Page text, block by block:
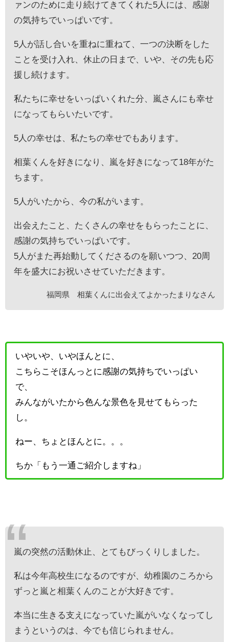
ァンのために走り続けてきてくれた5人には、感謝
の気持ちでいっぱいです。
5人が話し合いを重ねに重ねて、一つの決断をした
ことを受け入れ、休止の日まで、いや、その先も応
援し続けます。
私たちに幸せをいっぱいくれた分、嵐さんにも幸せ
になってもらいたいです。
5人の幸せは、私たちの幸せでもあります。
相葉くんを好きになり、嵐を好きになって18年がた
ちます。
5人がいたから、今の私がいます。
出会えたこと、たくさんの幸せをもらったことに、
感謝の気持ちでいっぱいです。
5人がまた再始動してくださるのを願いつつ、20周
年を盛大にお祝いさせていただきます。
福岡県 相葉くんに出会えてよかったまりなさん
いやいや、いやほんとに、
こちらこそほんっとに感謝の気持ちでいっぱい
で、
みんながいたから色んな景色を見せてもらった
し。
ねー、ちょとほんとに。。。
ちか「もう一通ご紹介しますね」
嵐の突然の活動休止、とてもびっくりしました。
私は今年高校生になるのですが、幼稚園のころから
ずっと嵐と相葉くんのことが大好きです。
本当に生きる支えになっていた嵐がいなくなってし
まうというのは、今でも信じられません。